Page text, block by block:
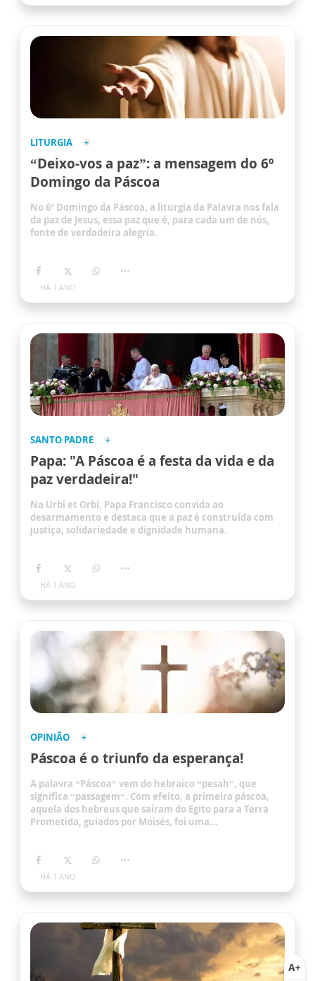
LITURGIA
“Deixo-vos a paz”: a mensagem do 6º
Domingo da Páscoa
No 6º Domingo da Páscoa, a liturgia da Palavra nos fala
da paz de Jesus, essa paz que é, para cada um de nós,
fonte de verdadeira alegria.
HÁ 1 ANO
SANTO PADRE
Papa: "A Páscoa é a festa da vida e da
paz verdadeira!"
Na Urbi et Orbi, Papa Francisco convida ao
desarmamento e destaca que a paz é construída com
justiça, solidariedade e dignidade humana.
HÁ 1 ANO
OPINIÃO
Páscoa é o triunfo da esperança!
A palavra “Páscoa” vem do hebraico “pesah”, que
significa “passagem“. Com efeito, a primeira páscoa,
aquela dos hebreus que saíram do Egito para a Terra
Prometida, guiados por Moisés, foi uma...
HÁ 1 ANO